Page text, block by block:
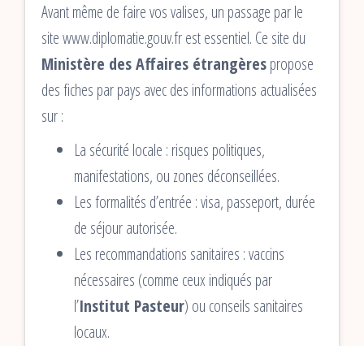
Avant même de faire vos valises, un passage par le
site www.diplomatie.gouv.fr est essentiel. Ce site du
Ministère des Affaires étrangèrespropose
des fiches par pays avec des informations actualisées
sur :
La sécurité locale : risques politiques,
manifestations, ou zones déconseillées.
Les formalités d’entrée : visa, passeport, durée
de séjour autorisée.
Les recommandations sanitaires : vaccins
nécessaires (comme ceux indiqués par
l’Institut Pasteur) ou conseils sanitaires
locaux.